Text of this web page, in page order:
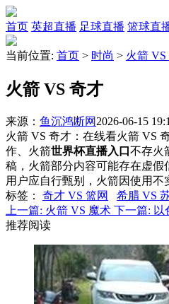
首页 英超直播 足球直播 篮球直
当前位置: 首页 > 时尚 > 火箭 VS
火箭 VS 奇才
来源： 鱼沉鸿断网 2026-06-15
火箭 VS 奇才：在线看火箭 VS
作、火箭世界杯直播入口 不存火
稿，火箭部分内容可能存在虚
用户应自行甄别，火箭因使用
标签 ： 奇才 VS 篮网 希腊 VS
上一篇: 火箭 VS 魔术 下一篇: 以
推荐阅读